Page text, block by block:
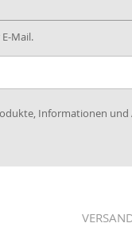
Mail.
Informationen